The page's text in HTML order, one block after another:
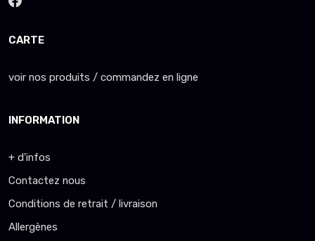
CARTE
voir nos produits / commandez en ligne
INFORMATION
+ d'infos
Contactez nous
Conditions de retrait / livraison
Allergènes